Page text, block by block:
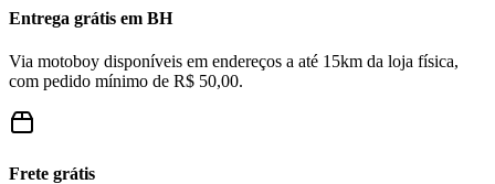
Entrega grátis em BH
Via motoboy disponíveis em endereços a até 15km da loja física,
com pedido mínimo de R$ 50,00.
Frete grátis